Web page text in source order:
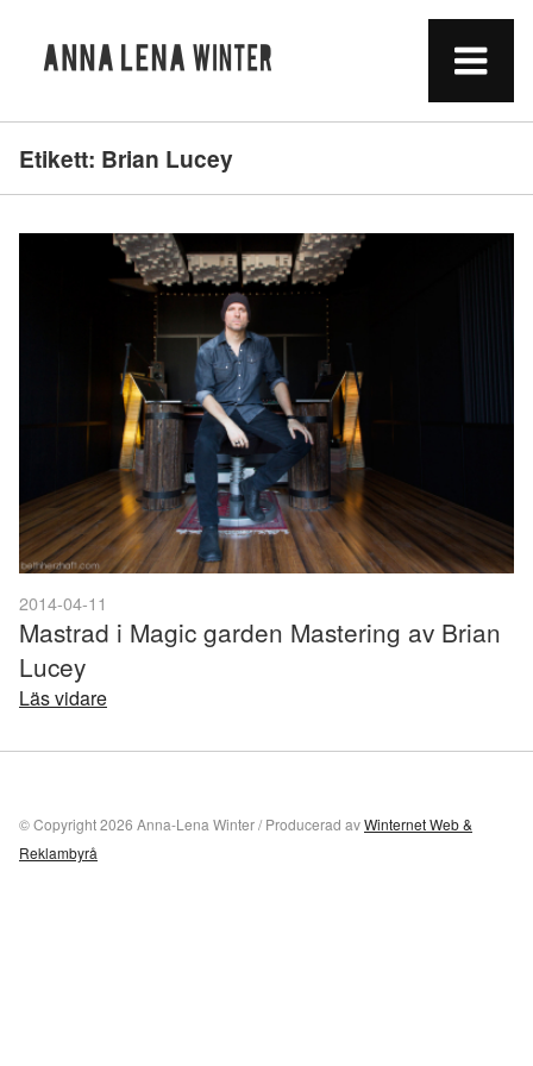
Etikett: Brian Lucey
2014-04-11
Mastrad i Magic garden Mastering av Brian
Lucey
Läs vidare
© Copyright 2026 Anna-Lena Winter / Producerad avWinternet Web &
Reklambyrå